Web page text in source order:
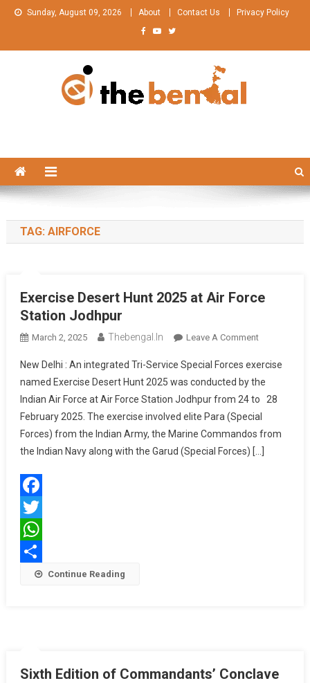
Skip
Sunday, August 09, 2026 About Contact Us Privacy Policy
TAG: AIRFORCE
Exercise Desert Hunt 2025 at Air Force
Station Jodhpur
March 2, 2025 Thebengal.in Leave A CommentOn
Desert
Hunt
2025
At
Air
Force
New Delhi : An integrated Tri-Service Special Forces exercise
named Exercise Desert Hunt 2025 was conducted by the
Indian Air Force at Air Force Station Jodhpur from 24 to 28
February 2025. The exercise involved elite Para (Special
Forces) from the Indian Army, the Marine Commandos from
the Indian Navy along with the Garud (Special Forces) […]
Facebook
Twitter
WhatsApp
Share Continue Reading
Sixth Edition of Commandants’ Conclave